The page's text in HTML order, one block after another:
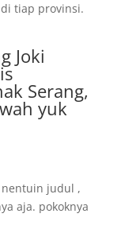
tiap provinsi.
Joki
Serang,
yuk
judul ,
aja. pokoknya